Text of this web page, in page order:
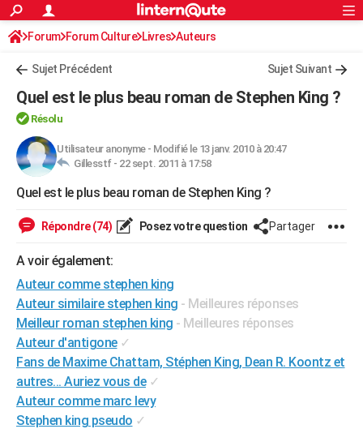
ACTUALITÉS
Politique
Société
Faits Divers
Education
Monde
Villes
+
Programme TV
TNTStreaming
Cinéma
Sorties cinéma
Musique
+FINANCE
Retraite
Impôts
Epargne
Immobilier
Risques naturels par ville
Banque
Assurance
Crédit
AUTO
Essais
Réserver un essai
Citadines
Berlines
SUV
Forum auto
BRICOLAGE
Guides de France
Escapades
Patrimoine
Expositions
Musées
Week-end nature
+LIFESTYLE
Art de vivre
Bien-être
Loisirs
Mode
Modes de vie
SANTE
Alimentation
Guide de la santé
Maladies
Médicaments
Sommeil
VOYAGE
Destinations
City break
Voyage nature
Voyage de noces
Forum
Climat
+PHOTO
GUIDES D'ACHAT
S'inscrire
Connexion
Forum Forum Culture Livres Auteurs
Sujet Précédent Sujet Suivant
Quel est le plus beau roman de Stephen King ?
Résolu
Utilisateur anonyme- Modifié le 13 janv. 2010 à 20:47
Gillesstf - 22 sept. 2011 à 17:58
Quel est le plus beau roman de Stephen King ?
Répondre (74) Posez votre question Partager
A voir également:
Auteur comme stephen king
Auteur similaire stephen king - Meilleures réponses
Meilleur roman stephen king - Meilleures réponses
Auteur d'antigone ✓
Fans de Maxime Chattam, Stéphen King, Dean R. Koontz et
autres... Auriez vous de ✓
Auteur comme marc levy
Stephen king pseudo ✓